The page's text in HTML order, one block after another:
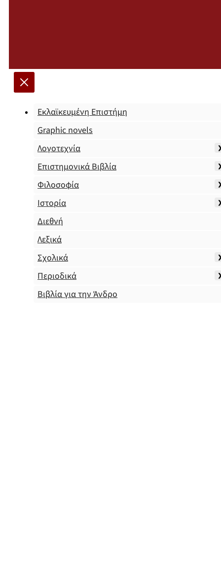
Εκλαϊκευμένη Επιστήμη
Graphic novels
Λογοτεχνία
Επιστημονικά Βιβλία
Φιλοσοφία
Ιστορία
Διεθνή
Λεξικά
Σχολικά
Περιοδικά
Βιβλία για την Άνδρο